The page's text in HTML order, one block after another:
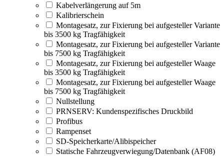
Kabelverlängerung auf 5m
Kalibrierschein
Montagesatz, zur Fixierung bei aufgesteller Variante
bis 3500 kg Tragfähigkeit
Montagesatz, zur Fixierung bei aufgesteller Variante
bis 7500 kg Tragfähigkeit
Montagesatz, zur Fixierung bei aufgesteller Waage
bis 3500 kg Tragfähigkeit
Montagesatz, zur Fixierung bei aufgesteller Waage
bis 7500 kg Tragfähigkeit
Nullstellung
PRNSERV: Kundenspezifisches Druckbild
Profibus
Rampenset
SD-Speicherkarte/Alibispeicher
Statische Fahrzeugverwiegung/Datenbank (AF08)